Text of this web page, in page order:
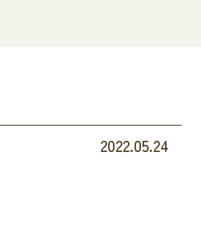
2022.05.24